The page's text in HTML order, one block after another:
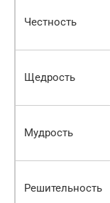
Честность
Щедрость
Мудрость
Решительность